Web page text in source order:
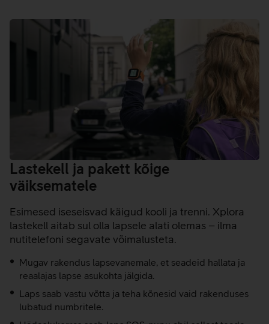
Lastekell ja pakett kõige
väiksematele
Esimesed iseseisvad käigud kooli ja trenni. Xplora
lastekell aitab sul olla lapsele alati olemas – ilma
nutitelefoni segavate võimalusteta.
Mugav rakendus lapsevanemale, et seadeid hallata ja
reaalajas lapse asukohta jälgida.
Laps saab vastu võtta ja teha kõnesid vaid rakenduses
lubatud numbritele.